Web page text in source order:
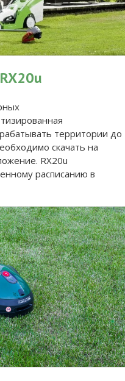
территории до
скачать на
RX20u
расписанию в